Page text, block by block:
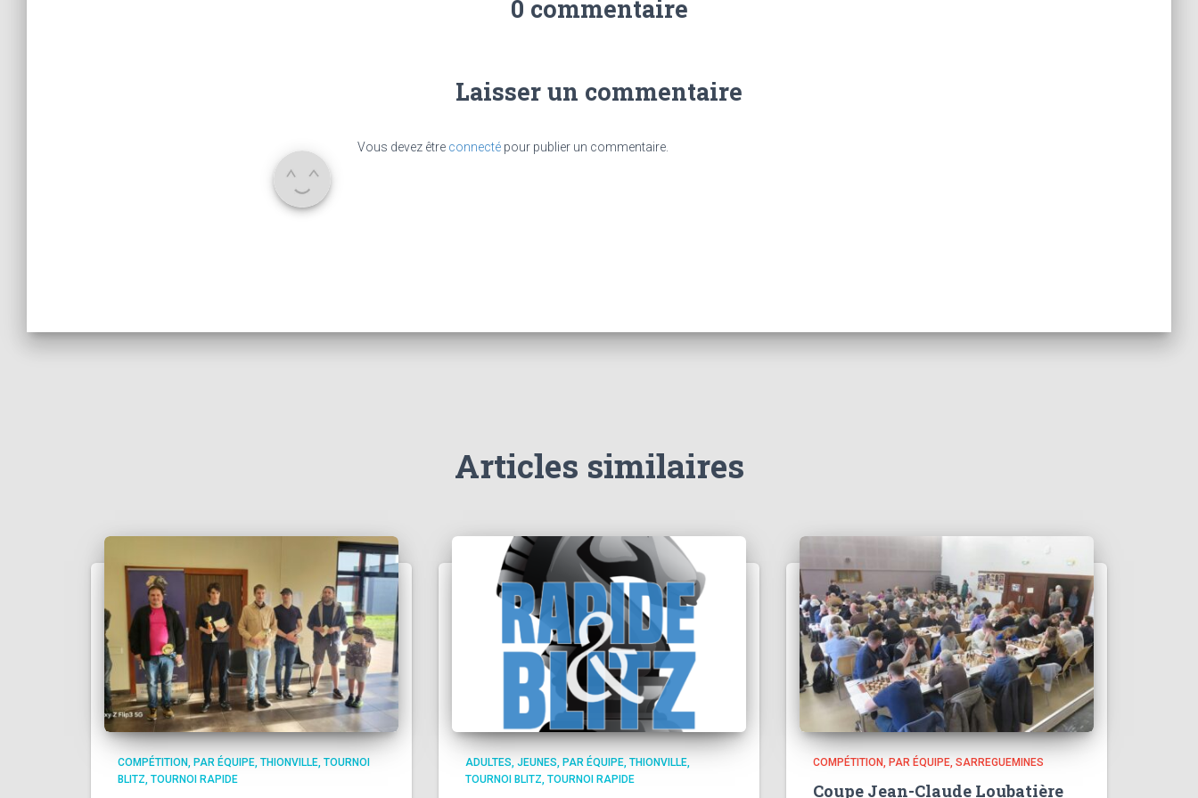
0 commentaire
Laisser un commentaire
Vous devez être connecté pour publier un commentaire.
Articles similaires
COMPÉTITION PAR ÉQUIPE THIONVILLE TOURNOI
BLITZ TOURNOI RAPIDE
ADULTES JEUNES PAR ÉQUIPE THIONVILLE
TOURNOI BLITZ TOURNOI RAPIDE
COMPÉTITION PAR ÉQUIPE SARREGUEMINES
Coupe Jean-Claude Loubatière